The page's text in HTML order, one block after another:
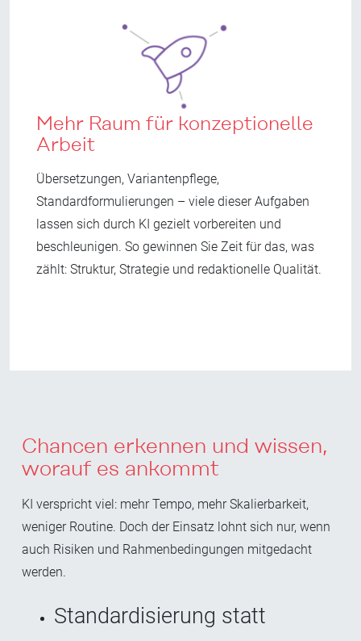
Mehr Raum für konzeptionelle
Arbeit
Übersetzungen, Variantenpflege,
Standardformulierungen – viele dieser Aufgaben
lassen sich durch KI gezielt vorbereiten und
beschleunigen. So gewinnen Sie Zeit für das, was
zählt: Struktur, Strategie und redaktionelle Qualität.
Chancen erkennen und wissen,
worauf es ankommt
KI verspricht viel: mehr Tempo, mehr Skalierbarkeit,
weniger Routine. Doch der Einsatz lohnt sich nur, wenn
auch Risiken und Rahmenbedingungen mitgedacht
werden.
Standardisierung statt